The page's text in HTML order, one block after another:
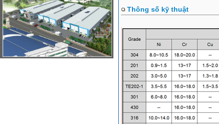
Thông số kỹ thuật